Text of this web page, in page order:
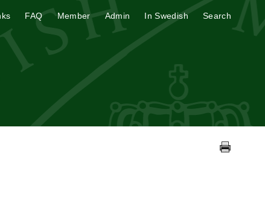
FAQ Member Admin In Swedish Search